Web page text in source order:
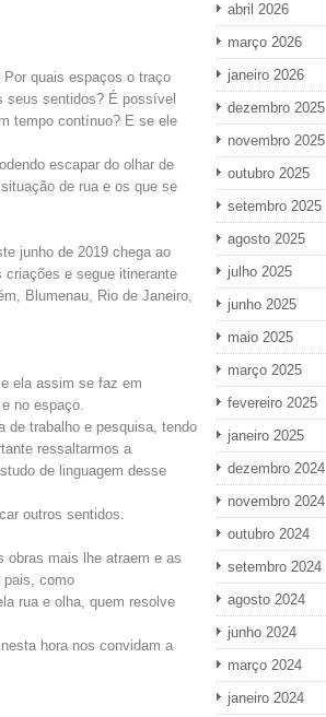
quais espaços o traço
seus sentidos? É possível
tempo contínuo? E se ele
escapar do olhar de
de rua e os que se
junho de 2019 chega ao
e segue itinerante
Blumenau, Rio de Janeiro,
ela assim se faz em
no espaço.
de trabalho e pesquisa, tendo
ressaltarmos a
de linguagem desse
outros sentidos.
obras mais lhe atraem e as
pais, como
rua e olha, quem resolve
hora nos convidam a
abril 2026
março 2026
janeiro 2026
dezembro 2025
novembro 2025
outubro 2025
setembro 2025
agosto 2025
julho 2025
junho 2025
maio 2025
março 2025
fevereiro 2025
janeiro 2025
dezembro 2024
novembro 2024
outubro 2024
setembro 2024
agosto 2024
junho 2024
março 2024
janeiro 2024